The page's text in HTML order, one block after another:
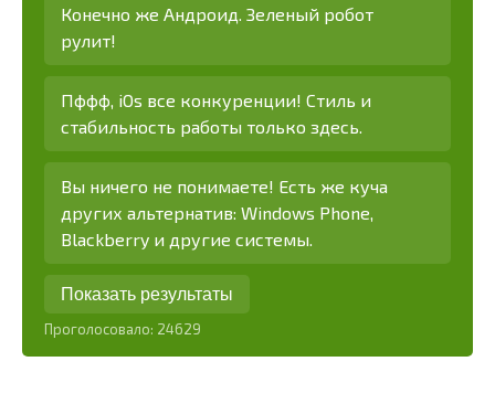
Конечно же Андроид. Зеленый робот
рулит!
Пффф, iOs все конкуренции! Стиль и
стабильность работы только здесь.
Вы ничего не понимаете! Есть же куча
других альтернатив: Windows Phone,
Blackberry и другие системы.
Показать результаты
Проголосовало: 24629